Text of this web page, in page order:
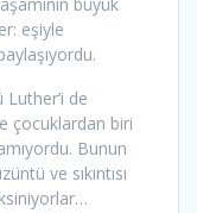
eşiyle
Luther’i de
çocuklardan biri
Bunun
ve sıkıntısı